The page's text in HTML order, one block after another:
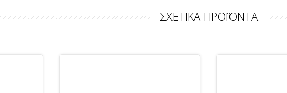
ΣΧΕΤΙΚΑ ΠΡΟΪΟΝΤΑ